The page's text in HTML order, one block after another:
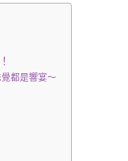
都是響宴～